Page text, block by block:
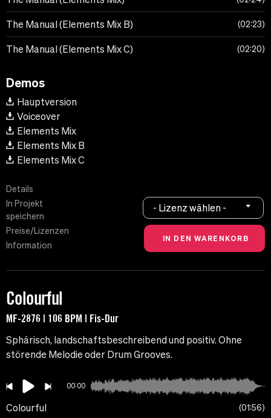
The Manual (Elements Mix B) 02:23
The Manual (Elements Mix C) 02:20
Demos
Hauptversion
Voiceover
Elements Mix
Elements Mix B
Elements Mix C
Details
In Projekt
speichern
Preise/Lizenzen
Information
- Lizenz wählen -
Colourful
MF-2876 | 106 BPM | Fis-Dur
Sphärisch, landschaftsbeschreibend und positiv. Ohne
störende Melodie oder Drum Grooves.
00:00
Colourful 01:56